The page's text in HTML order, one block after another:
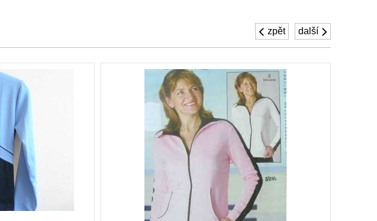
zpět další